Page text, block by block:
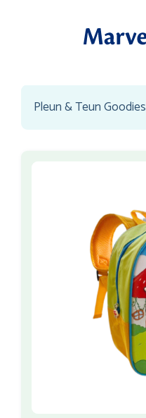
Pleun & Teun Goodies